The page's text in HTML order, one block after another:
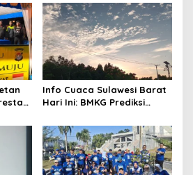
Info Cuaca Sulawesi Barat
Hari Ini: BMKG Prediksi